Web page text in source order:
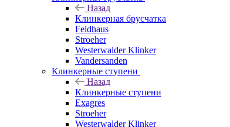
Назад
Клинкерная брусчатка
Feldhaus
Stroeher
Westerwalder Klinker
Vandersanden
Клинкерные ступени
Назад
Клинкерные ступени
Exagres
Stroeher
Westerwalder Klinker